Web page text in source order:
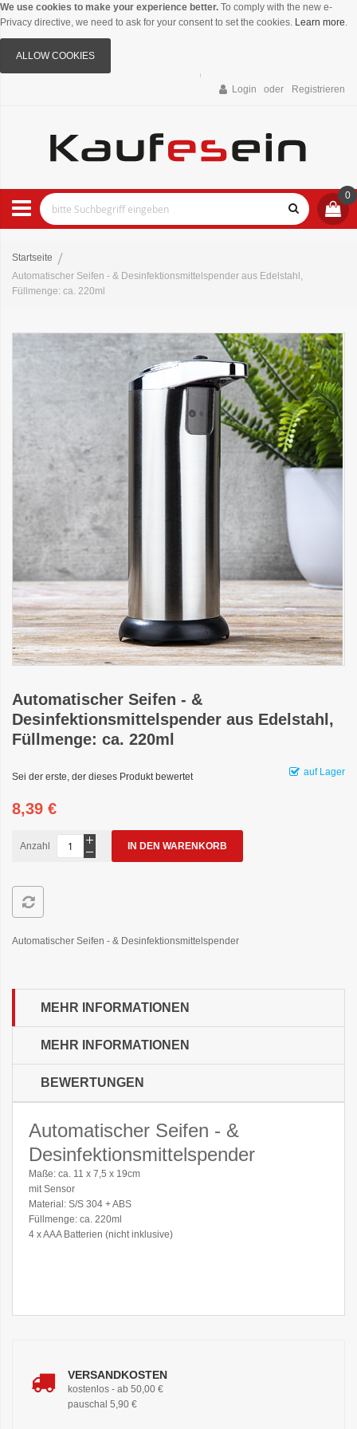
We use cookies to make your experience better. To comply with the new e-
Privacy directive, we need to ask for your consent to set the cookies. Learn more.
ALLOW COOKIES
Login Registrieren
0
Startseite
Automatischer Seifen - & Desinfektionsmittelspender aus Edelstahl,
Füllmenge: ca. 220ml
Automatischer Seifen - &
Desinfektionsmittelspender aus Edelstahl,
Füllmenge: ca. 220ml
auf Lager
Sei der erste, der dieses Produkt bewertet
8,39 €
Anzahl IN DEN WARENKORB
Automatischer Seifen - & Desinfektionsmittelspender
MEHR INFORMATIONEN
MEHR INFORMATIONEN
BEWERTUNGEN
Automatischer Seifen - &
Desinfektionsmittelspender
Maße: ca. 11 x 7,5 x 19cm
mit Sensor
Material: S/S 304 + ABS
Füllmenge: ca. 220ml
4 x AAA Batterien (nicht inklusive)
VERSANDKOSTEN
kostenlos - ab 50,00 €
pauschal 5,90 €